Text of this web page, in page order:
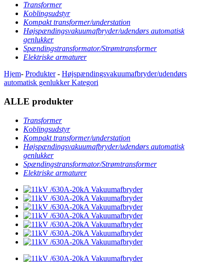
Transformer
Koblingsudstyr
Kompakt transformer/understation
Højspændingsvakuumafbryder/udendørs automatisk
genlukker
Spændingstransformator/Strømtransformer
Elektriske armaturer
Hjem- Produkter- Højspændingsvakuumafbryder/udendørs
automatisk genlukker Kategori
ALLE produkter
Transformer
Koblingsudstyr
Kompakt transformer/understation
Højspændingsvakuumafbryder/udendørs automatisk
genlukker
Spændingstransformator/Strømtransformer
Elektriske armaturer